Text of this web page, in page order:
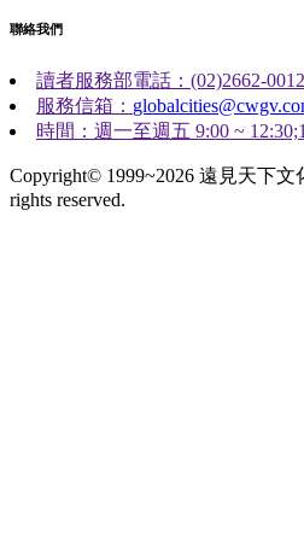
聯絡我們
讀者服務部電話：(02)2662-0012
服務信箱：
時間：週一至週五 9:00 ~
Copyright© 1999~2026 遠見天下
rights reserved.